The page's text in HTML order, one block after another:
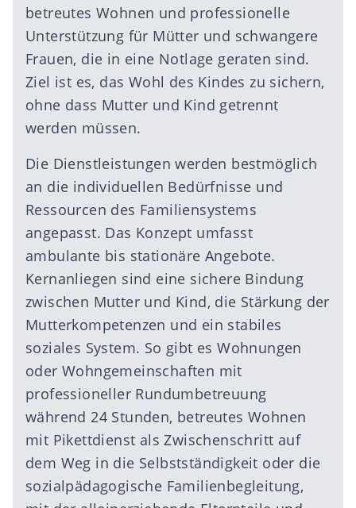
betreutes Wohnen und professionelle
Unterstützung für Mütter und schwangere
Frauen, die in eine Notlage geraten sind.
Ziel ist es, das Wohl des Kindes zu sichern,
ohne dass Mutter und Kind getrennt
werden müssen.
Die Dienstleistungen werden bestmöglich
an die individuellen Bedürfnisse und
Ressourcen des Familiensystems
angepasst. Das Konzept umfasst
ambulante bis stationäre Angebote.
Kernanliegen sind eine sichere Bindung
zwischen Mutter und Kind, die Stärkung der
Mutterkompetenzen und ein stabiles
soziales System. So gibt es Wohnungen
oder Wohngemeinschaften mit
professioneller Rundumbetreuung
während 24 Stunden, betreutes Wohnen
mit Pikettdienst als Zwischenschritt auf
dem Weg in die Selbstständigkeit oder die
sozialpädagogische Familienbegleitung,